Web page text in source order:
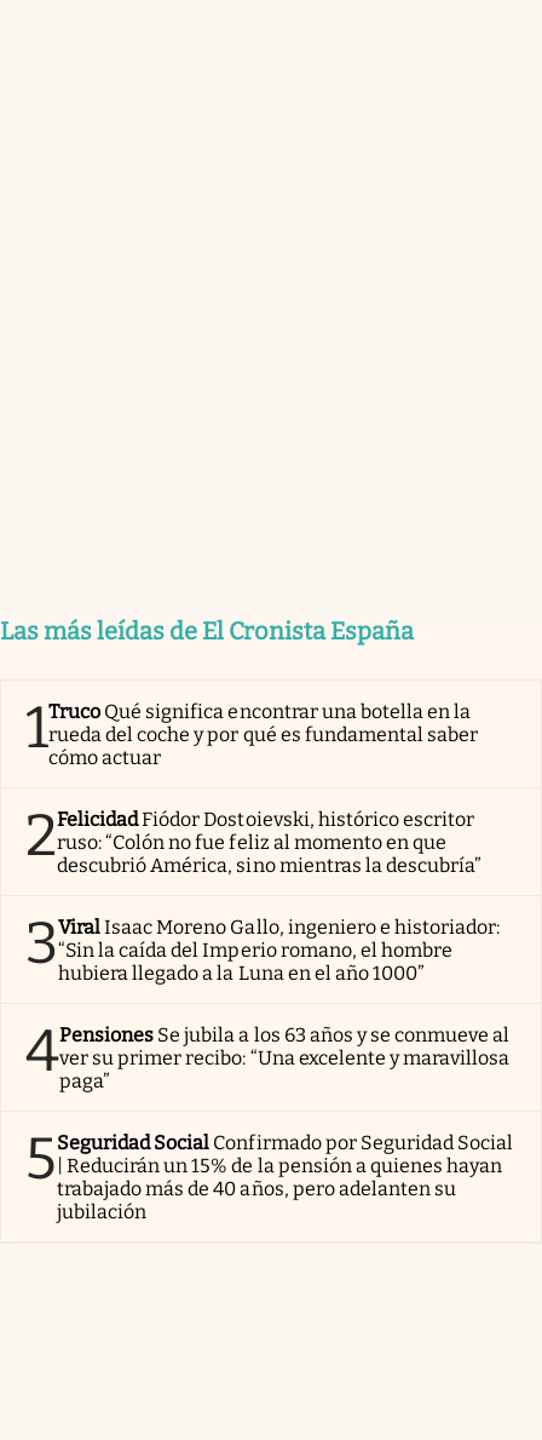
Las más leídas de El Cronista España
1Truco Qué significa encontrar una botella en la
rueda del coche y por qué es fundamental saber
cómo actuar
2FelicidadFiódor Dostoievski, histórico escritor
ruso: “Colón no fue feliz al momento en que
descubrió América, sino mientras la descubría”
3ViralIsaac Moreno Gallo, ingeniero e historiador:
“Sin la caída del Imperio romano, el hombre
hubiera llegado a la Luna en el año 1000”
4Pensiones Se jubila a los 63 años y se conmueve al
ver su primer recibo: “Una excelente y maravillosa
paga”
5Seguridad Social Confirmado por Seguridad Social
| Reducirán un 15% de la pensión a quienes hayan
trabajado más de 40 años, pero adelanten su
jubilación